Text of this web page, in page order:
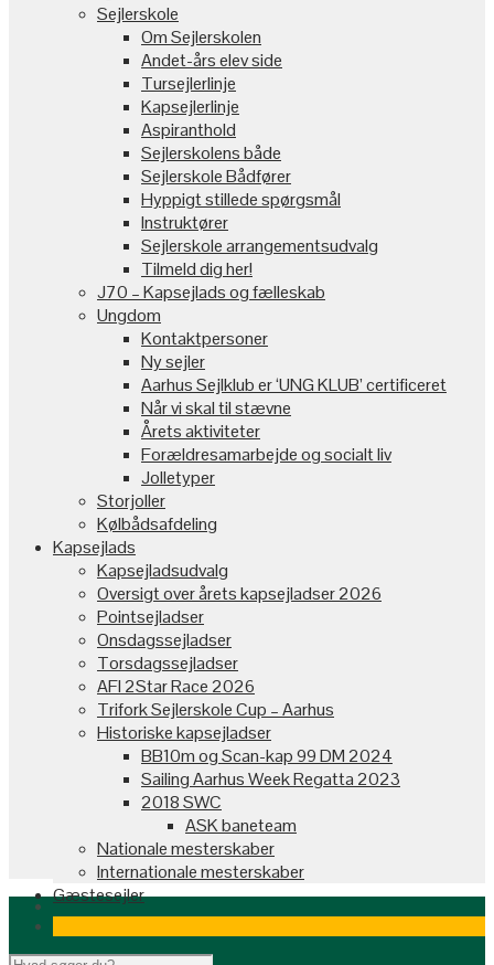
Sejlerskole
Om Sejlerskolen
Andet-års elev side
Tursejlerlinje
Kapsejlerlinje
Aspiranthold
Sejlerskolens både
Sejlerskole Bådfører
Hyppigt stillede spørgsmål
Instruktører
Sejlerskole arrangementsudvalg
Tilmeld dig her!
J70 – Kapsejlads og fælleskab
Ungdom
Kontaktpersoner
Ny sejler
Aarhus Sejlklub er ‘UNG KLUB’ certificeret
Når vi skal til stævne
Årets aktiviteter
Forældresamarbejde og socialt liv
Jolletyper
Storjoller
Kølbådsafdeling
Kapsejlads
Kapsejladsudvalg
Oversigt over årets kapsejladser 2026
Pointsejladser
Onsdagssejladser
Torsdagssejladser
AFI 2Star Race 2026
Trifork Sejlerskole Cup – Aarhus
Historiske kapsejladser
BB10m og Scan-kap 99 DM 2024
Sailing Aarhus Week Regatta 2023
2018 SWC
ASK baneteam
Nationale mesterskaber
Internationale mesterskaber
Gæstesejler